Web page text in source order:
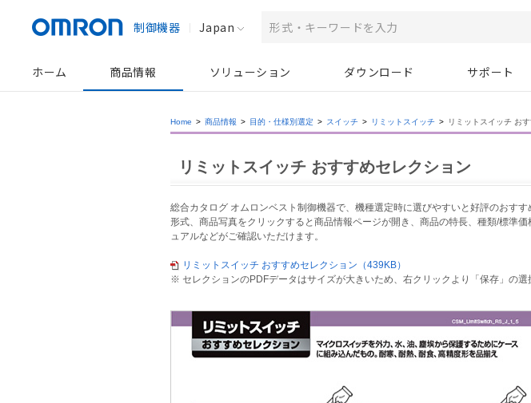
制御機器 Japan
ホーム 商品情報 ソリューション ダウンロード サポート
Home > 商品情報 > 目的・仕様別選定 > スイッチ > リミットスイッチ > リミットスイッチ お
リミットスイッチ おすすめセレクション
総合カタログ オムロンベスト制御機器で、機種選定時に選びやすいと好評のおすす
形式、商品写真をクリックすると商品情報ページが開き、商品の特長、種類/標準
ュアルなどがご確認いただけます。
リミットスイッチ おすすめセレクション（439KB）
※ セレクションのPDFデータはサイズが大きいため、右クリックより「保存」の選